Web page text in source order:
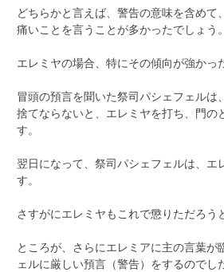
どちらかと言えば、警告の意味を含めて
痛いことを言うことが多かったでしょう。
エレミヤの場合、特にその傾向が強かっ
冒頭の預言を聞いた祭司パシェフェルは
捨てならないと、エレミヤを打ち、門の
す。
翌日になって、祭司パシェフェルは、エ
す。
さすがにエレミヤもこれで懲りただろう
ところが、さらにエレミアに主の言葉が
ェルに厳しい預言（警告）をするのでし